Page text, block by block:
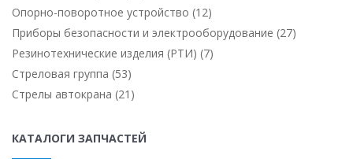
Опорно-поворотное устройство (12)
Приборы безопасности и электрооборудование (27)
Резинотехнические изделия (РТИ) (7)
Стреловая группа (53)
Стрелы автокрана (21)
КАТАЛОГИ ЗАПЧАСТЕЙ